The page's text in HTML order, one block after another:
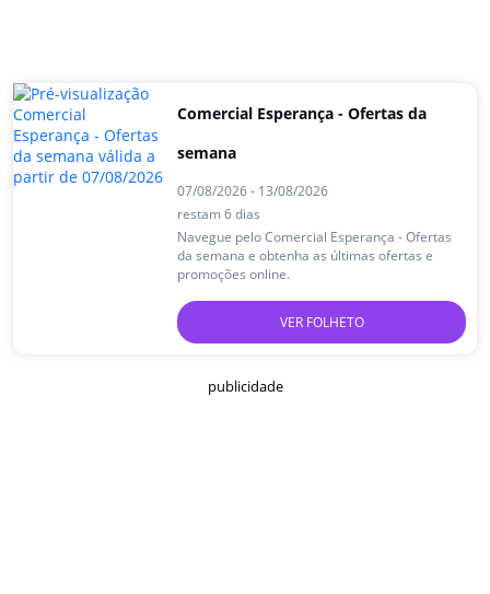
Comercial Esperança - Ofertas da
semana
07/08/2026 - 13/08/2026
restam 6 dias
Navegue pelo Comercial Esperança - Ofertas
da semana e obtenha as últimas ofertas e
promoções online.
VER FOLHETO
publicidade